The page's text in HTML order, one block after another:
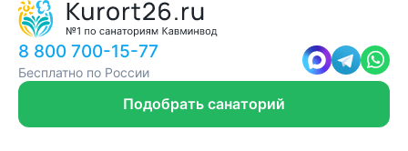
8 800 700-15-77
Бесплатно по России
Подобрать санаторий